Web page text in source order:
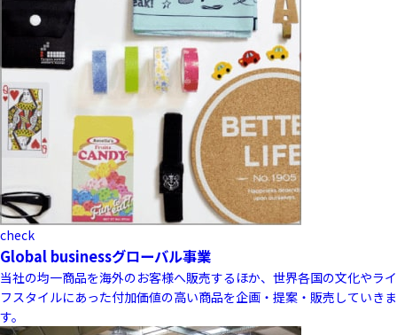
check
Global businessグローバル事業
当社の均一商品を海外のお客様へ販売するほか、世界各国の文化やライ
フスタイルにあった付加価値の高い商品を企画・提案・販売していきま
す。